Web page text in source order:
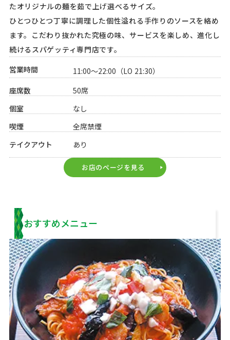
たオリジナルの麺を茹で上げ選べるサイズ。
ひとつひとつ丁寧に調理した個性溢れる手作りのソースを絡め
ます。こだわり抜かれた究極の味、サービスを楽しめ、進化し
続けるスパゲッティ専門店です。
営業時間
11:00～22:00（LO 21:30）
座席数
50席
個室
なし
喫煙
全席禁煙
テイクアウト
あり
お店のページを見る play_arrow
おすすめメニュー